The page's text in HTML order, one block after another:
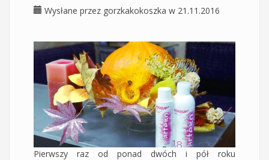
Wysłane przez gorzkakokoszka w 21.11.2016
Pierwszy raz od ponad dwóch i pół roku